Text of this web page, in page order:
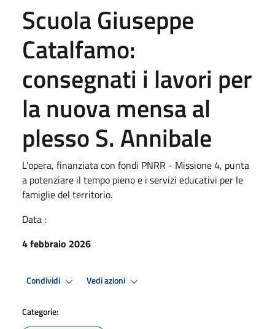
Scuola Giuseppe
Catalfamo:
consegnati i lavori per
la nuova mensa al
plesso S. Annibale
L’opera, finanziata con fondi PNRR - Missione 4, punta
a potenziare il tempo pieno e i servizi educativi per le
famiglie del territorio.
Data :
4 febbraio 2026
Condividi Vedi azioni
Categorie: